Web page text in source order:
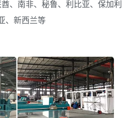
、南非、秘鲁、利比亚、保加利
、新西兰等